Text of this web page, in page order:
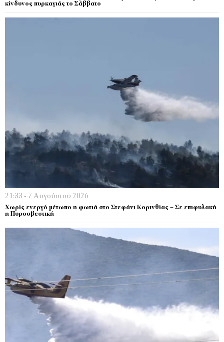
κίνδυνος πυρκαγιάς το Σάββατο
21:33 - 7 Αυγούστου 2026
Χωρίς ενεργό μέτωπο η φωτιά στο Στεφάνι Κορινθίας – Σε επιφυλακή
η Πυροσβεστική